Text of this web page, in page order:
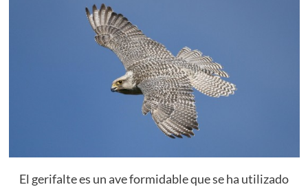
El gerifalte es un ave formidable que se ha utilizado